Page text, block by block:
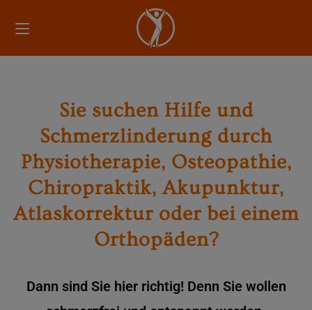
Sie suchen Hilfe und
Schmerzlinderung durch
Physiotherapie, Osteopathie,
Chiropraktik, Akupunktur,
Atlaskorrektur oder bei einem
Orthopäden?
Dann sind Sie hier richtig! Denn Sie wollen